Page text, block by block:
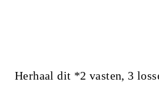
Herhaal dit *2 vasten, 3